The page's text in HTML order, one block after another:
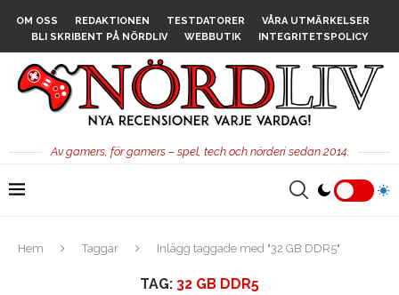
OM OSS REDAKTIONEN TESTDATORER
VÅRA UTMÄRKELSER
BLI SKRIBENT PÅ NÖRDLIV
WEBBUTIK INTEGRITETSPOLICY
Av gamers, för gamers – spel, tech och nörderi sedan 2014.
Hem Taggar Inlägg taggade med "32 GB DDR5"
TAG: 32 GB DDR5